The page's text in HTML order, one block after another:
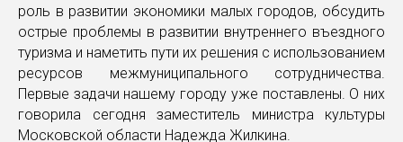
роль в развитии экономики малых городов, обсудить
острые проблемы в развитии внутреннего въездного
туризма и наметить пути их решения с использованием
ресурсов межмуниципального сотрудничества.
Первые задачи нашему городу уже поставлены. О них
говорила сегодня заместитель министра культуры
Московской области Надежда Жилкина.